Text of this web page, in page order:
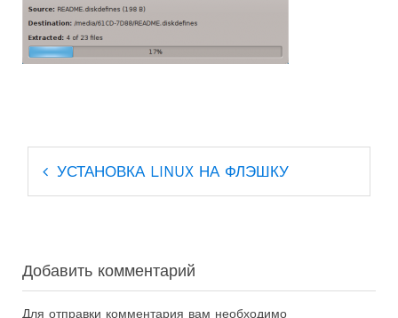
УСТАНОВКА LINUX НА ФЛЭШКУ
Добавить комментарий
Для отправки комментария вам необходимо